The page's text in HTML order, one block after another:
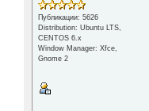
Публикации: 5626
Distribution: Ubuntu LTS,
CENTOS 6.x
Window Manager: Xfce,
Gnome 2